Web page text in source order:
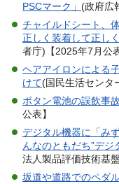
PSCマーク」 (政府広
チャイルドシート、
正しく装着して正し
者庁)【2025年7月公
ヘアアイロンによる
けて(国民生活センタ
ボタン電池の誤飲事
公表】
デジタル機器に「み
んなのともだち”デジ
法人製品評価技術基
坂道や道路でのペダ